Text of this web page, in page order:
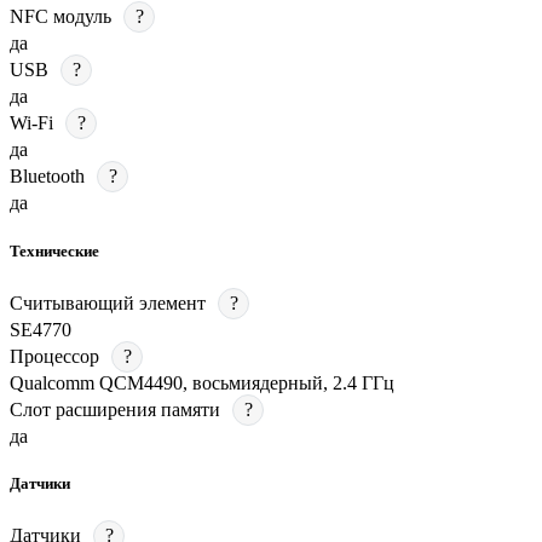
NFC модуль
?
да
USB
?
да
Wi-Fi
?
да
Bluetooth
?
да
Технические
Считывающий элемент
?
SE4770
Процессор
?
Qualcomm QCM4490, восьмиядерный, 2.4 ГГц
Слот расширения памяти
?
да
Датчики
Датчики ?